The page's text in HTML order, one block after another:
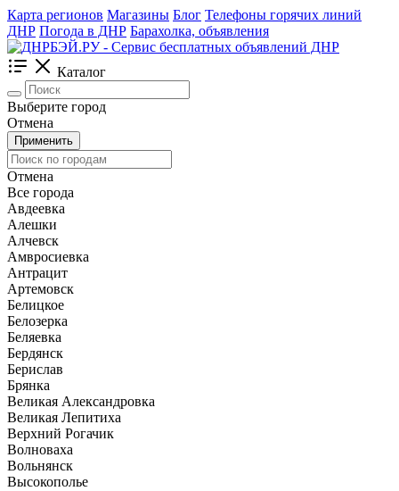
Карта регионов Магазины Блог Телефоны горячих линий
ДНР Погода в ДНР Барахолка, объявления
Каталог
Выберите город
Отмена
Применить
Отмена
Все города
Авдеевка
Алешки
Алчевск
Амвросиевка
Антрацит
Артемовск
Белицкое
Белозерка
Беляевка
Бердянск
Берислав
Брянка
Великая Александровка
Великая Лепитиха
Верхний Рогачик
Волноваха
Вольнянск
Высокополье